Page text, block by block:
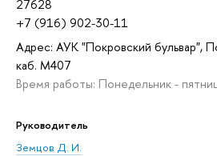
27628
+7 (916) 902-30-11
Адрес: АУК "Покровский бульвар",
каб. M407
Время работы: Понедельник -
Руководитель
Земцов Д. И.